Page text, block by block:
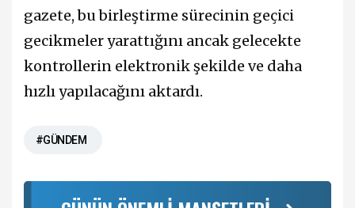
gazete, bu birleştirme sürecinin geçici
gecikmeler yarattığını ancak gelecekte
kontrollerin elektronik şekilde ve daha
hızlı yapılacağını aktardı.
#GÜNDEM